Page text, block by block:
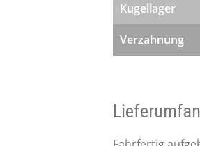
Kugellager
Verzahnung